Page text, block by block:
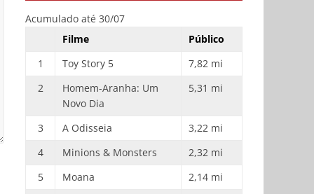
Acumulado até 30/07
Filme
Público
1
Toy Story 5
7,82 mi
2
Homem-Aranha: Um
Novo Dia
5,31 mi
3 A Odisseia
3,22 mi
4
Minions & Monsters
2,32 mi
5
Moana
2,14 mi